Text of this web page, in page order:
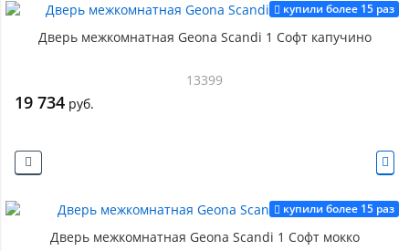
купили более 15 раз
Дверь межкомнатная Geona Scandi 1 Софт капучино
13399
19 734 руб.
купили более 15 раз
Дверь межкомнатная Geona Scandi 1 Софт мокко